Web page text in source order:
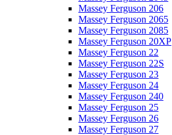
Massey Ferguson 206
Massey Ferguson 2065
Massey Ferguson 2085
Massey Ferguson 20XP
Massey Ferguson 22
Massey Ferguson 22S
Massey Ferguson 23
Massey Ferguson 24
Massey Ferguson 240
Massey Ferguson 25
Massey Ferguson 26
Massey Ferguson 27